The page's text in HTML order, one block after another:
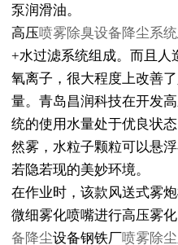
泵润滑油。
高压喷雾除臭设备降尘系统
+水过滤系统组成。而且人
氧离子，很大程度上改善
量。青岛昌润科技在开发
统的使用水量处于优良状
然雾，水粒子颗粒可以悬
若隐若现的美妙环境。
在作业时，该款风送式雾
微细雾化喷嘴进行高压雾
备降尘设备钢铁厂喷雾除尘